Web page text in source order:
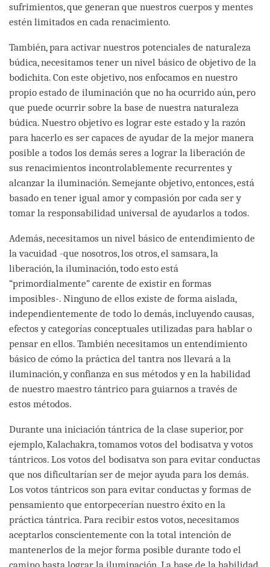
sufrimientos, que generan que nuestros cuerpos y mentes
estén limitados en cada renacimiento.
También, para activar nuestros potenciales de naturaleza
búdica, necesitamos tener un nivel básico de objetivo de la
bodichita. Con este objetivo, nos enfocamos en nuestro
propio estado de iluminación que no ha ocurrido aún, pero
que puede ocurrir sobre la base de nuestra naturaleza
búdica. Nuestro objetivo es lograr este estado y la razón
para hacerlo es ser capaces de ayudar de la mejor manera
posible a todos los demás seres a lograr la liberación de
sus renacimientos incontrolablemente recurrentes y
alcanzar la iluminación. Semejante objetivo, entonces, está
basado en tener igual amor y compasión por cada ser y
tomar la responsabilidad universal de ayudarlos a todos.
Además, necesitamos un nivel básico de entendimiento de
la vacuidad -que nosotros, los otros, el samsara, la
liberación, la iluminación, todo esto está
“primordialmente” carente de existir en formas
imposibles-. Ninguno de ellos existe de forma aislada,
independientemente de todo lo demás, incluyendo causas,
efectos y categorías conceptuales utilizadas para hablar o
pensar en ellos. También necesitamos un entendimiento
básico de cómo la práctica del tantra nos llevará a la
iluminación, y confianza en sus métodos y en la habilidad
de nuestro maestro tántrico para guiarnos a través de
estos métodos.
Durante una iniciación tántrica de la clase superior, por
ejemplo, Kalachakra, tomamos votos del bodisatva y votos
tántricos. Los votos del bodisatva son para evitar conductas
que nos dificultarían ser de mejor ayuda para los demás.
Los votos tántricos son para evitar conductas y formas de
pensamiento que entorpecerían nuestro éxito en la
práctica tántrica. Para recibir estos votos, necesitamos
aceptarlos conscientemente con la total intención de
mantenerlos de la mejor forma posible durante todo el
camino hasta lograr la iluminación. La base de la habilidad